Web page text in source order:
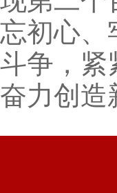
忘初心、
斗争，紧
奋力创造